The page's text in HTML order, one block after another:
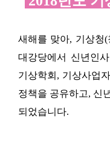
새해를 맞아, 기상청(
대강당에서 신년인
기상학회 , 기상사업
정책을 공유하고, 신
되었습니다.